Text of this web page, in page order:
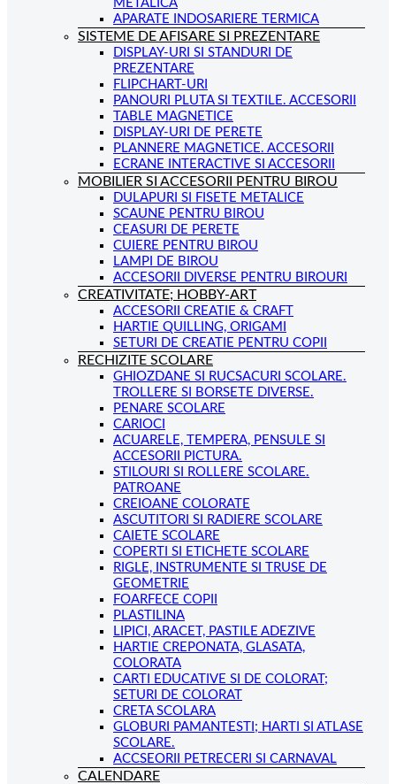
METALICA
APARATE INDOSARIERE TERMICA
SISTEME DE AFISARE SI PREZENTARE
DISPLAY-URI SI STANDURI DE
PREZENTARE
FLIPCHART-URI
PANOURI PLUTA SI TEXTILE. ACCESORII
TABLE MAGNETICE
DISPLAY-URI DE PERETE
PLANNERE MAGNETICE. ACCESORII
ECRANE INTERACTIVE SI ACCESORII
MOBILIER SI ACCESORII PENTRU BIROU
DULAPURI SI FISETE METALICE
SCAUNE PENTRU BIROU
CEASURI DE PERETE
CUIERE PENTRU BIROU
LAMPI DE BIROU
ACCESORII DIVERSE PENTRU BIROURI
CREATIVITATE; HOBBY-ART
ACCESORII CREATIE & CRAFT
HARTIE QUILLING, ORIGAMI
SETURI DE CREATIE PENTRU COPII
RECHIZITE SCOLARE
GHIOZDANE SI RUCSACURI SCOLARE.
TROLLERE SI BORSETE DIVERSE.
PENARE SCOLARE
CARIOCI
ACUARELE, TEMPERA, PENSULE SI
ACCESORII PICTURA.
STILOURI SI ROLLERE SCOLARE.
PATROANE
CREIOANE COLORATE
ASCUTITORI SI RADIERE SCOLARE
CAIETE SCOLARE
COPERTI SI ETICHETE SCOLARE
RIGLE, INSTRUMENTE SI TRUSE DE
GEOMETRIE
FOARFECE COPII
PLASTILINA
LIPICI, ARACET, PASTILE ADEZIVE
HARTIE CREPONATA, GLASATA,
COLORATA
CARTI EDUCATIVE SI DE COLORAT;
SETURI DE COLORAT
CRETA SCOLARA
GLOBURI PAMANTESTI; HARTI SI ATLASE
SCOLARE.
ACCSEORII PETRECERI SI CARNAVAL
CALENDARE